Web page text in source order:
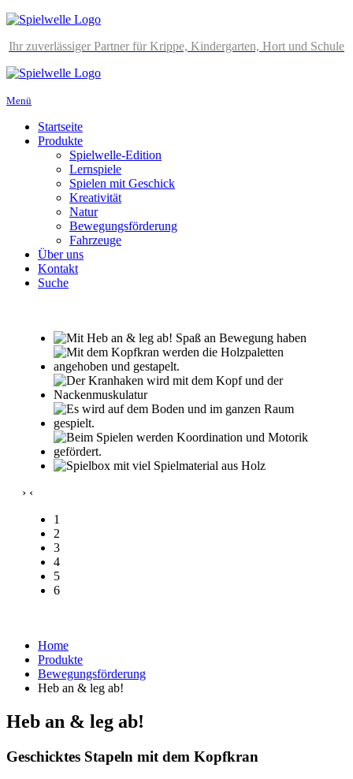
Ihr zuverlässiger Partner für Krippe, Kindergarten, Hort und Schule
Menü
Startseite
Produkte
Spielwelle-Edition
Lernspiele
Spielen mit Geschick
Kreativität
Natur
Bewegungsförderung
Fahrzeuge
Über uns
Kontakt
Suche
› ‹
1
2
3
4
5
6
Home
Produkte
Bewegungsförderung
Heb an & leg ab!
Heb an & leg ab!
Geschicktes Stapeln mit dem Kopfkran